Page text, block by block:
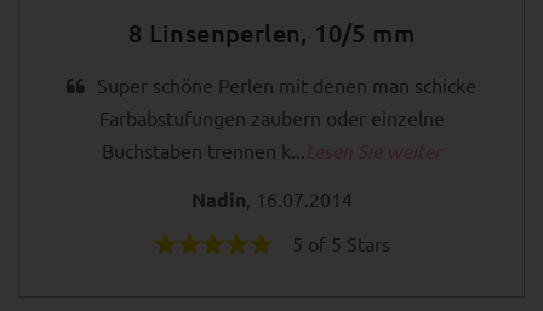
8 Linsenperlen, 10/5 mm
Super schöne Perlen mit denen man schicke
Farbabstufungen zaubern oder einzelne
Buchstaben trennen k...
Nadin, 16.07.2014
5 of 5 Stars